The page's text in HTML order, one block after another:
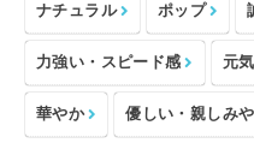
ナチュラル ポップ
力強い・スピード感 元
華やか 優しい・親しみ